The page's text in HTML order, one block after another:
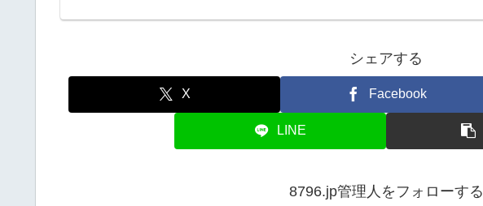
シェアする
X Facebook
LINE
8796.jp管理人をフォローする